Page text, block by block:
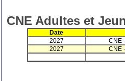
CNE Adultes et
Date
2027
CNE
2027
CNE